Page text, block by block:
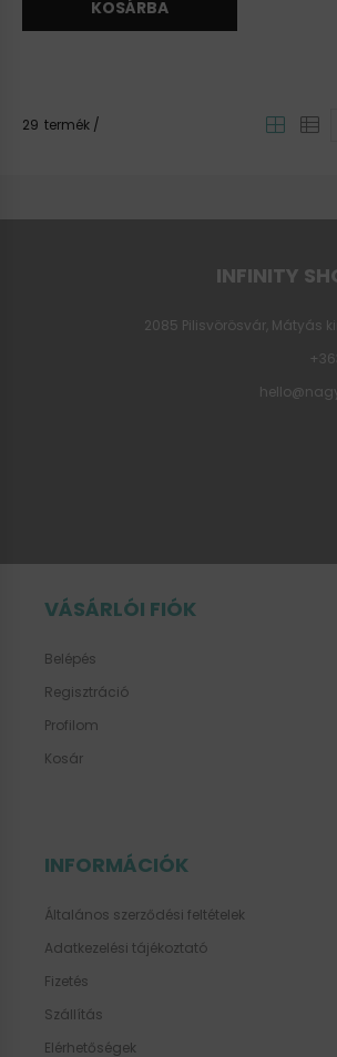
KOSÁRBA
29 termék
INFINITY
2085 Pilisvörösvár, Mátyás
VÁSÁRLÓI FIÓK
Belépés
Regisztráció
Profilom
Kosár
INFORMÁCIÓK
Általános szerződési feltételek
Adatkezelési tájékoztató
Fizetés
Szállítás
Elérhetőségek